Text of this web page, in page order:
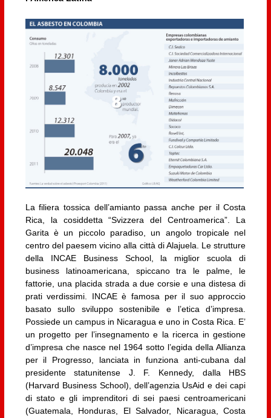
La filiera tossica dell’amianto passa anche per il Costa
Rica, la cosiddetta “Svizzera del Centroamerica”. La
Garita è un piccolo paradiso, un angolo tropicale nel
centro del paesem vicino alla città di Alajuela. Le strutture
della INCAE Business School, la miglior scuola di
business latinoamericana, spiccano tra le palme, le
fattorie, una placida strada a due corsie e una distesa di
prati verdissimi. INCAE è famosa per il suo approccio
basato sullo sviluppo sostenibile e l’etica d’impresa.
Possiede un campus in Nicaragua e uno in Costa Rica. E’
un progetto per l’insegnamento e la ricerca in gestione
d’impresa che nasce nel 1964 sotto l’egida della Allianza
per il Progresso, lanciata in funziona anti-cubana dal
presidente statunitense J. F. Kennedy, dalla HBS
(Harvard Business School), dell’agenzia UsAid e dei capi
di stato e gli imprenditori di sei paesi centroamericani
(Guatemala, Honduras, El Salvador, Nicaragua, Costa